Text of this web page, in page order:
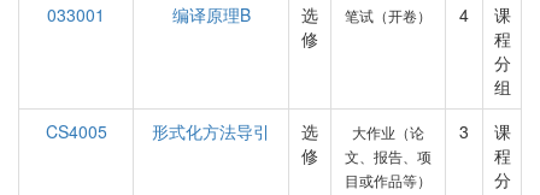
033001
编译原理B
选
修
笔试（开卷） 4
课
程
分
组
CS4005
形式化方法导引
选
修
大作业（论
文、报告、项
目或作品等）
3
课
程
分